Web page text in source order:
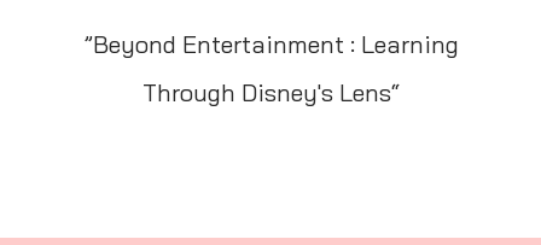
”Beyond Entertainment : Learning
Through Disney's Lens“